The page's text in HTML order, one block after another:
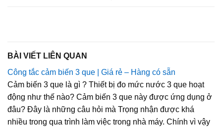
BÀI VIẾT LIÊN QUAN
Công tắc cảm biến 3 que | Giá rẻ – Hàng có sẵn
Cảm biến 3 que là gì ? Thiết bị đo mức nước 3 que hoạt
động như thế nào? Cảm biến 3 que này được ứng dụng ở
đâu? Đây là những câu hỏi mà Trọng nhận được khá
nhiều trong qua trình làm việc trong nhà máy. Chính vì vậy